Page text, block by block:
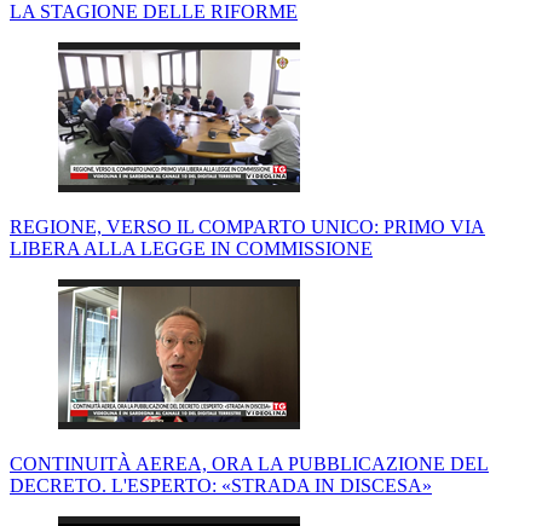
LA STAGIONE DELLE RIFORME
REGIONE, VERSO IL COMPARTO UNICO: PRIMO VIA
LIBERA ALLA LEGGE IN COMMISSIONE
CONTINUITÀ AEREA, ORA LA PUBBLICAZIONE DEL
DECRETO. L'ESPERTO: «STRADA IN DISCESA»